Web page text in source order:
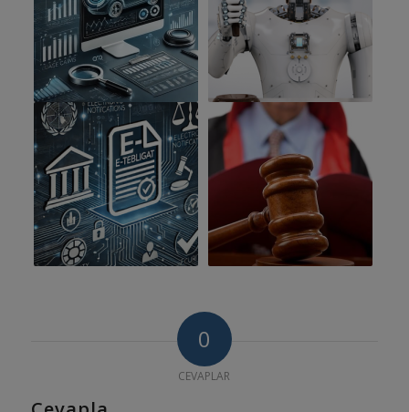
0
CEVAPLAR